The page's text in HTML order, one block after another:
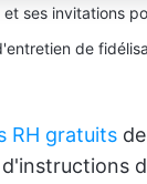
et ses invitations
de
RH gratuits